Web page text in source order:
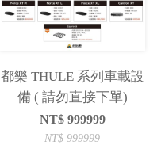
都樂 THULE 系列車載設
備 ( 請勿直接下單)
NT$ 999999
NT$999999